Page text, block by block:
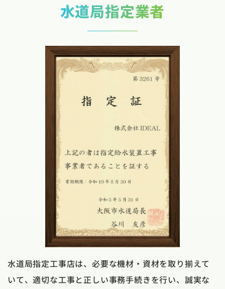
水道局指定業者
水道局指定工事店は、必要な機材・資材を取り揃えて
いて、適切な工事と正しい事務手続きを行い、誠実な